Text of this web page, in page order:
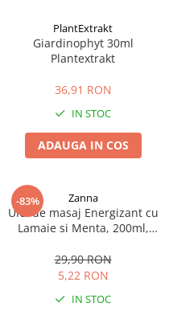
PlantExtrakt
Giardinophyt 30ml
Plantextrakt
36,91 RON
IN STOC
ADAUGA IN COS
-83% Zanna
Ulei de masaj Energizant cu
Lamaie si Menta, 200ml,
29,90 RON
5,22 RON
IN STOC